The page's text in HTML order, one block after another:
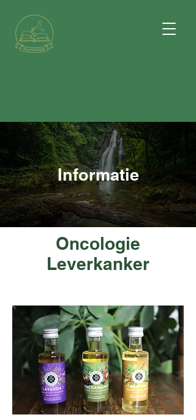
Informatie
Oncologie
Leverkanker